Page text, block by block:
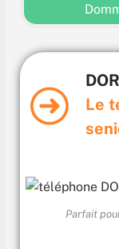
Le
Parfait